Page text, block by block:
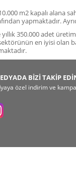
m2 kapalı
yapmaktadır.
350.000 adet
en iyisi olan
BİZİ TAKİP
özel indirim ve